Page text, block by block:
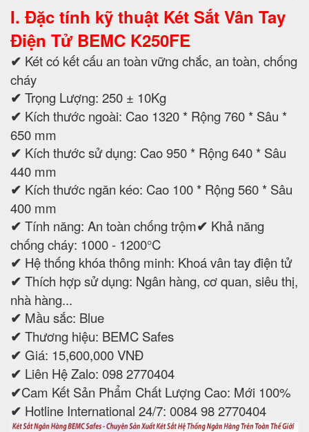
I. Đặc tính kỹ thuật Két Sắt Vân Tay
Điện Tử BEMC K250FE
✔ Két có kết cấu an toàn vững chắc, an toàn, chống
cháy
✔ Trọng Lượng: 250 ± 10Kg
✔ Kích thước ngoài: Cao 1320 * Rộng 760 * Sâu *
650 mm
✔ Kích thước sử dụng: Cao 950 * Rộng 640 * Sâu
440 mm
✔ Kích thước ngăn kéo: Cao 100 * Rộng 560 * Sâu
400 mm
✔ Tính năng: An toàn chống trộm✔ Khả năng
chống cháy: 1000 - 1200°C
✔ Hệ thống khóa thông minh: Khoá vân tay điện tử
✔ Thích hợp sử dụng: Ngân hàng, cơ quan, siêu thị,
nhà hàng...
✔ Mầu sắc: Blue
✔ Thương hiệu: BEMC Safes
✔ Giá: 15,600,000 VNĐ
✔ Liên Hệ Zalo: 098 2770404
✔Cam Kết Sản Phẩm Chất Lượng Cao: Mới 100%
✔ Hotline International 24/7: 0084 98 2770404